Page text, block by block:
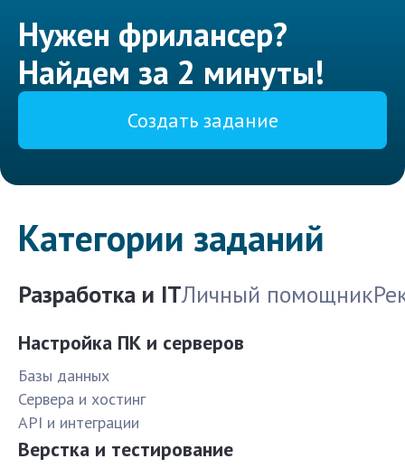
Нужен фрилансер?
Найдем за 2 минуты!
Создать задание
Категории заданий
Разработка и ITЛичный помощник
Настройка ПК и серверов
Базы данных
Сервера и хостинг
API и интеграции
Верстка и тестирование